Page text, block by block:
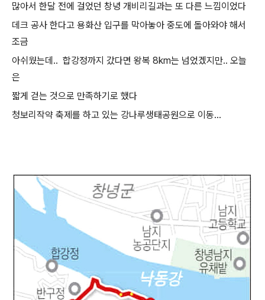
많아서 한달 전에 걸었던 창녕 개비리길과는 또 다른 느낌이었다
데크 공사 한다고 용화산 입구를 막아놓아 중도에 돌아와야 해서
조금
아쉬웠는데.. 합강정까지 갔다면 왕복 8km는 넘었겠지만.. 오늘
은
짧게 걷는 것으로 만족하기로 했다
청보리작약 축제를 하고 있는 강나루생태공원으로 이동...